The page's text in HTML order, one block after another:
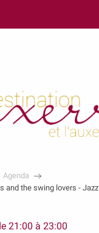
Agenda
and the swing lovers - Jazz
21:00 à 23:00